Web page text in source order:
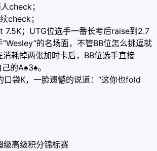
check；
check；
7.5K；UTG位选手一番长考后raise到2.7
的名场面，不管BB位怎么挑逗就
耗掉两张加时卡后，BB位选手直接
的A♠3♠。
口袋K，一脸遗憾的说道：“这你也fold
高级积分锦标赛